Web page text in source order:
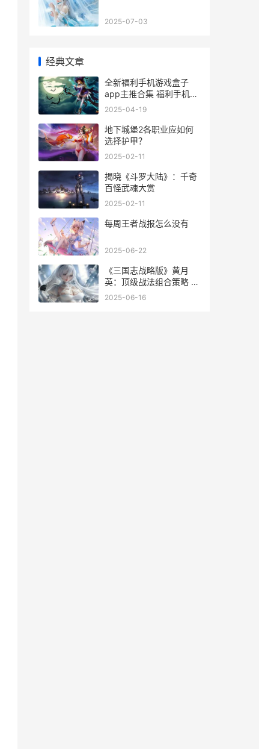
2025-07-03
经典文章
全新福利手机游戏盒子
app主推合集 福利手机游
戏平台
2025-04-19
地下城堡2各职业应如何
选择护甲？
2025-02-11
揭晓《斗罗大陆》：千奇
百怪武魂大赏
2025-02-11
每周王者战报怎么没有
2025-06-22
《三国志战略版》黄月
英：顶级战法组合策略 三
国志战略版犀游客户端
2025-06-16